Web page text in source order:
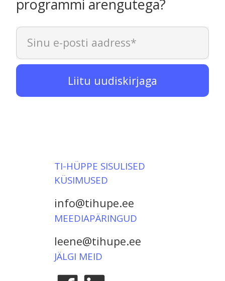
programmi arengutega?
Sinu e-posti aadress*
TI-HÜPPE SISULISED
KÜSIMUSED
info@tihupe.ee
MEEDIAPÄRINGUD
leene@tihupe.ee
JÄLGI MEID